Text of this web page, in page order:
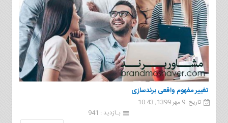
تغییر مفهوم واقعی برندسازی
تاریخ :9 مهر 1399, 10:43
بـازدید : 941